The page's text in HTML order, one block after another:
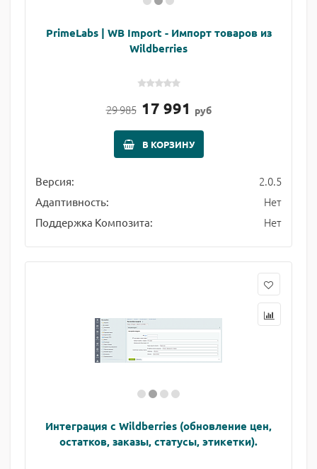
PrimeLabs | WB Import - Импорт товаров из
Wildberries
29 985 17 991 руб
В КОРЗИНУ
Версия: 2.0.5
Адаптивность: Нет
Поддержка Композита: Нет
Интеграция с Wildberries (обновление цен,
остатков, заказы, статусы, этикетки).